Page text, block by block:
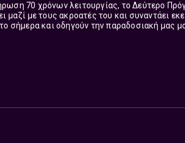
70 χρόνων λειτουργίας, το Δεύτερο
μαζί με τους ακροατές του και συναντάει
σήμερα και οδηγούν την παραδοσιακή μας